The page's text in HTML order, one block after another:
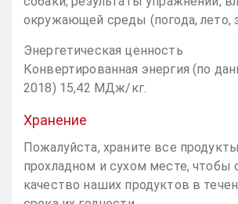
окружающей среды (погода, лето,
Энергетическая ценность
Конвертированная энергия (по
2018) 15,42 МДж/кг.
Хранение
Пожалуйста, храните все
прохладном и сухом месте, чтобы
качество наших продуктов в